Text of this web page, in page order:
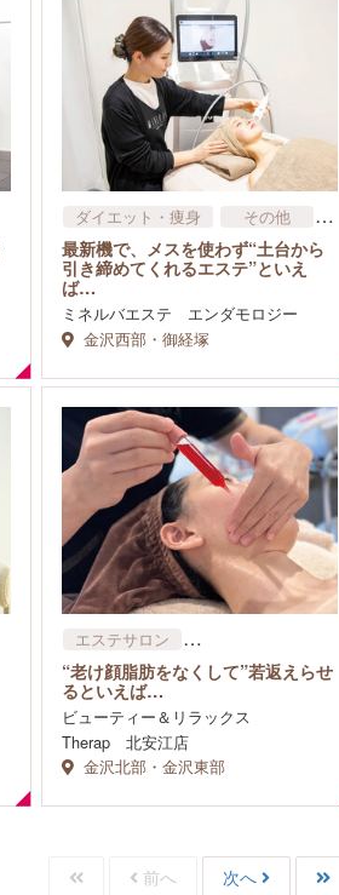
ダイエット・痩身
その他
フェイシャル
最新機で、メスを使わず“土台から
引き締めてくれるエステ”といえ
ば…
ミネルバエステ エンダモロジー
金沢西部・御経塚
エステサロン
ダイエット・痩身
“老け顔脂肪をなくして”若返えらせ
るといえば…
ビューティー＆リラックス
Therap 北安江店
金沢北部・金沢東部
前へ 次へ